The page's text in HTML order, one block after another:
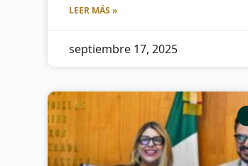
LEER MÁS »
septiembre 17, 2025